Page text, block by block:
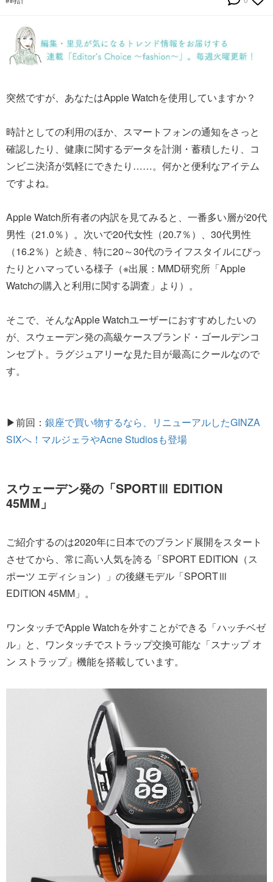
突然ですが、あなたはApple Watchを使用していますか？
時計としての利用のほか、スマートフォンの通知をさっと
確認したり、健康に関するデータを計測・蓄積したり、コ
ンビニ決済が気軽にできたり……。何かと便利なアイテム
ですよね。
Apple Watch所有者の内訳を見てみると、一番多い層が20代
男性（21.0％）。次いで20代女性（20.7％）、30代男性
（16.2％）と続き、特に20～30代のライフスタイルにぴっ
たりとハマっている様子（※出展：MMD研究所「Apple
Watchの購入と利用に関する調査」より）。
そこで、そんなApple Watchユーザーにおすすめしたいの
が、スウェーデン発の高級ケースブランド・ゴールデンコ
ンセプト。ラグジュアリーな見た目が最高にクールなので
す。
▶前回： 銀座で買い物するなら、リニューアルしたGINZA
SIXへ！マルジェラやAcne Studiosも登場
スウェーデン発の「SPORTⅢ EDITION
45MM」
ご紹介するのは2020年に日本でのブランド展開をスタート
させてから、常に高い人気を誇る「SPORT EDITION（ス
ポーツ エディション）」の後継モデル「SPORTⅢ
EDITION 45MM」。
ワンタッチでApple Watchを外すことができる「ハッチベゼ
ル」と、ワンタッチでストラップ交換可能な「スナップ オ
ン ストラップ」機能を搭載しています。